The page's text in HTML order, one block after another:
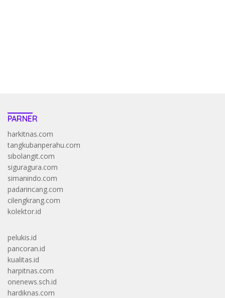
PARNER
harkitnas.com
tangkubanperahu.com
sibolangit.com
siguragura.com
simanindo.com
padarincang.com
cilengkrang.com
kolektor.id
pelukis.id
pancoran.id
kualitas.id
harpitnas.com
onenews.sch.id
hardiknas.com